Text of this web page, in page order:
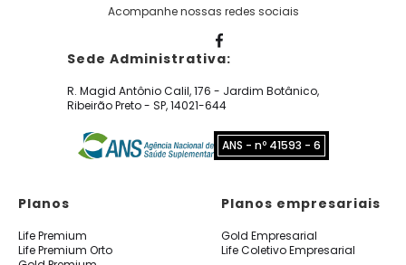
Acompanhe nossas redes sociais
Sede Administrativa:
R. Magid Antônio Calil, 176 - Jardim Botânico,
Ribeirão Preto - SP, 14021-644
ANS - nº 41593 - 6
Planos
Life Premium
Life Premium Orto
Planos empresariais
Gold Empresarial
Life Coletivo Empresarial